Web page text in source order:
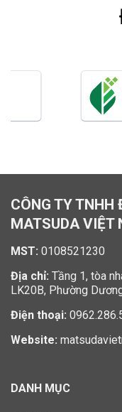
CÔNG TY
MATSUDA VIỆT
MST: 0108521230
Địa chỉ: Tầng 1, tòa
LK20B, Phường
Điện thoại:
Website:
DANH MỤC